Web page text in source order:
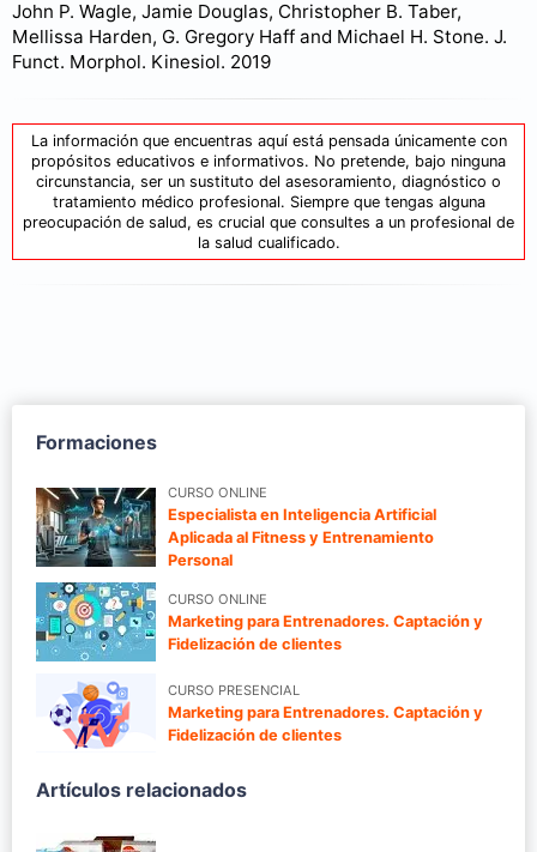
John P. Wagle, Jamie Douglas, Christopher B. Taber,
Mellissa Harden, G. Gregory Haff and Michael H. Stone. J.
Funct. Morphol. Kinesiol. 2019
La información que encuentras aquí está pensada únicamente con
propósitos educativos e informativos. No pretende, bajo ninguna
circunstancia, ser un sustituto del asesoramiento, diagnóstico o
tratamiento médico profesional. Siempre que tengas alguna
preocupación de salud, es crucial que consultes a un profesional de
la salud cualificado.
Formaciones
CURSO ONLINE
Especialista en Inteligencia Artificial
Aplicada al Fitness y Entrenamiento
Personal
CURSO ONLINE
Marketing para Entrenadores. Captación y
Fidelización de clientes
CURSO PRESENCIAL
Marketing para Entrenadores. Captación y
Fidelización de clientes
Artículos relacionados